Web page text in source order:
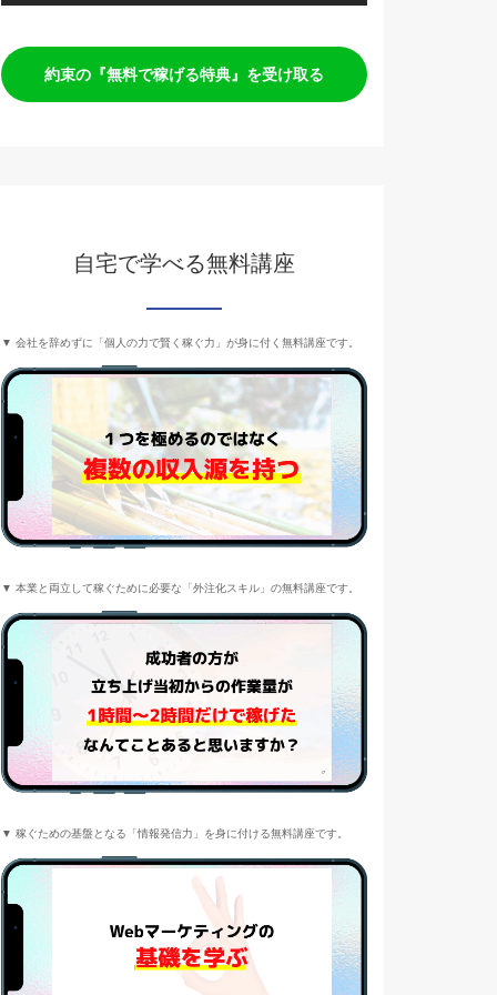
約束の『無料で稼げる特典』を受け取る
自宅で学べる無料講座
▼ 会社を辞めずに「個人の力で賢く稼ぐ力」が身に付く無料講座です。
▼ 本業と両立して稼ぐために必要な「外注化スキル」の無料講座です。
▼ 稼ぐための基盤となる「情報発信力」を身に付ける無料講座です。